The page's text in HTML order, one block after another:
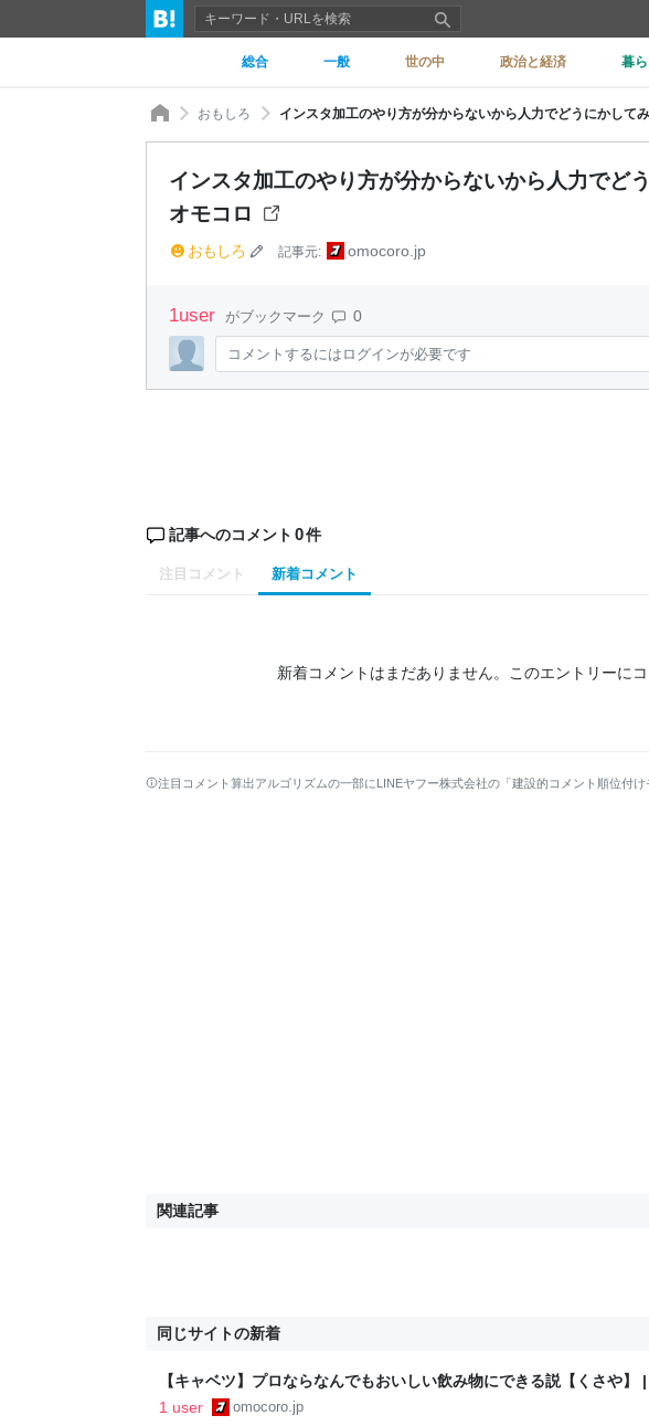
総合 一般 世の中 政治と経済 暮
おもしろ インスタ加工のやり方が分からないから人力でどうにかして
インスタ加工のやり方が分からないから人力でど
オモコロ
おもしろ 記事元: omocoro.jp
1user がブックマーク 0
コメントするにはログインが必要です
記事へのコメント 0件
注目コメント 新着コメント
新着コメントはまだありません。 このエントリーに
注目コメント算出アルゴリズムの一部にLINEヤフー株式会社の「建設的コメント順位付
関連記事
同じサイトの新着
【キャベツ】プロならなんでもおいしい飲み物にできる説【くさや】
ロ
1 user omocoro.jp